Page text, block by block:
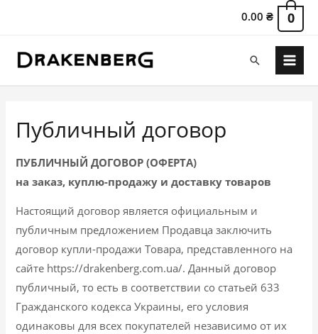
0.00₴ 0
Поиск
Main
Публичный договор
ПУБЛИЧНЫЙ ДОГОВОР (ОФЕРТА)
на заказ, куплю-продажу и доставку товаров
Настоящий договор является официальным и
публичным предложением Продавца заключить
договор купли-продажи Товара, представленного на
сайте https://drakenberg.com.ua/. Данный договор
публичный, то есть в соответствии со статьей 633
Гражданского кодекса Украины, его условия
одинаковы для всех покупателей независимо от их